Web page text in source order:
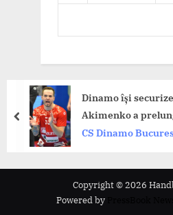
își securizează flancul drept:
a prelungit cu campioana
Dinamo Bucuresti
prev
Copyright © 2026
Powered by